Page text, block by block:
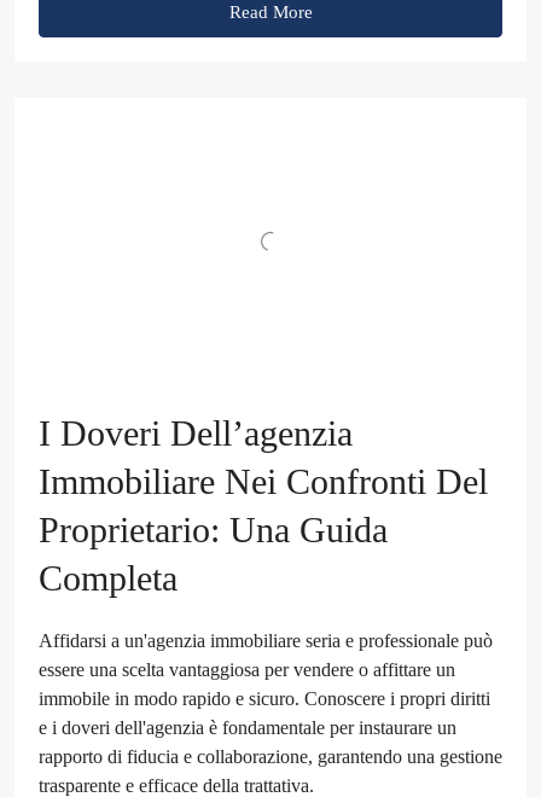
Read More
I Doveri Dell’agenzia
Immobiliare Nei Confronti Del
Proprietario: Una Guida
Completa
Affidarsi a un'agenzia immobiliare seria e professionale può
essere una scelta vantaggiosa per vendere o affittare un
immobile in modo rapido e sicuro. Conoscere i propri diritti
e i doveri dell'agenzia è fondamentale per instaurare un
rapporto di fiducia e collaborazione, garantendo una gestione
trasparente e efficace della trattativa.